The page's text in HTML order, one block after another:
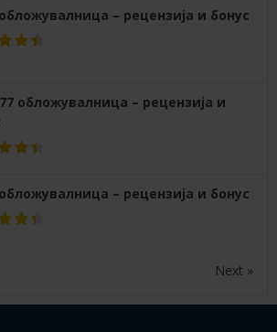
– рецензија и бонус
обложувалница – рецензија и
– рецензија и бонус
Next »